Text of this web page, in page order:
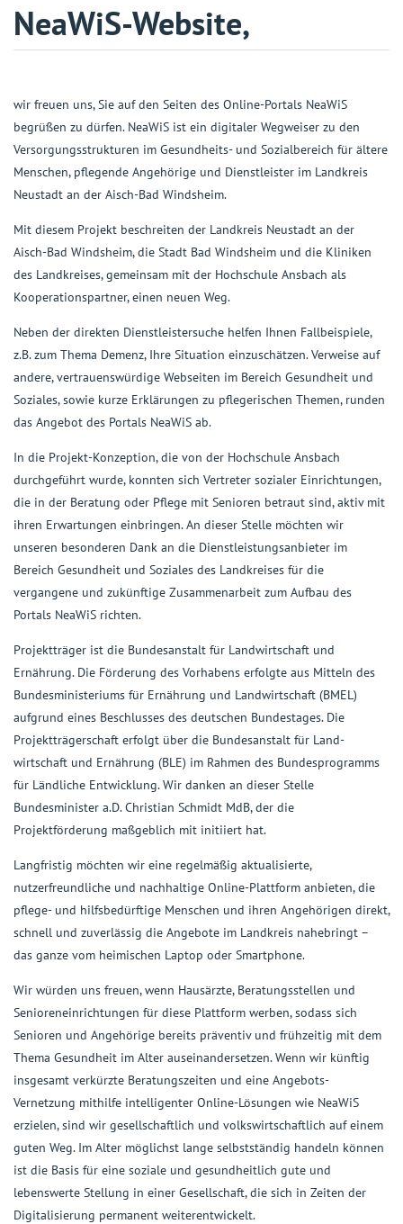
NeaWiS-Website,
wir freuen uns, Sie auf den Seiten des Online-Portals NeaWiS
begrüßen zu dürfen. NeaWiS ist ein digitaler Wegweiser zu den
Versorgungsstrukturen im Gesundheits- und Sozialbereich für ältere
Menschen, pflegende Angehörige und Dienstleister im Landkreis
Neustadt an der Aisch-Bad Windsheim.
Mit diesem Projekt beschreiten der Landkreis Neustadt an der
Aisch-Bad Windsheim, die Stadt Bad Windsheim und die Kliniken
des Landkreises, gemeinsam mit der Hochschule Ansbach als
Kooperationspartner, einen neuen Weg.
Neben der direkten Dienstleistersuche helfen Ihnen Fallbeispiele,
z.B. zum Thema Demenz, Ihre Situation einzuschätzen. Verweise auf
andere, vertrauenswürdige Webseiten im Bereich Gesundheit und
Soziales, sowie kurze Erklärungen zu pflegerischen Themen, runden
das Angebot des Portals NeaWiS ab.
In die Projekt-Konzeption, die von der Hochschule Ansbach
durchgeführt wurde, konnten sich Vertreter sozialer Einrichtungen,
die in der Beratung oder Pflege mit Senioren betraut sind, aktiv mit
ihren Erwartungen einbringen. An dieser Stelle möchten wir
unseren besonderen Dank an die Dienstleistungsanbieter im
Bereich Gesundheit und Soziales des Landkreises für die
vergangene und zukünftige Zusammenarbeit zum Aufbau des
Portals NeaWiS richten.
Projektträger ist die Bundesanstalt für Landwirtschaft und
Ernährung. Die Förderung des Vorhabens erfolgte aus Mitteln des
Bundesministeriums für Ernährung und Landwirtschaft (BMEL)
aufgrund eines Beschlusses des deutschen Bundestages. Die
Projekt­trägerschaft erfolgt über die Bundesanstalt für Land­
wirtschaft und Ernährung (BLE) im Rahmen des Bundesprogramms
für Ländliche Entwicklung. Wir danken an dieser Stelle
Bundesminister a.D. Christian Schmidt MdB, der die
Projektförderung maßgeblich mit initiiert hat.
Langfristig möchten wir eine regelmäßig aktualisierte,
nutzerfreundliche und nachhaltige Online-Plattform anbieten, die
pflege- und hilfsbedürftige Menschen und ihren Angehörigen direkt,
schnell und zuverlässig die Angebote im Landkreis nahebringt –
das ganze vom heimischen Laptop oder Smartphone.
Wir würden uns freuen, wenn Hausärzte, Beratungsstellen und
Senioreneinrichtungen für diese Plattform werben, sodass sich
Senioren und Angehörige bereits präventiv und frühzeitig mit dem
Thema Gesundheit im Alter auseinandersetzen. Wenn wir künftig
insgesamt verkürzte Beratungszeiten und eine Angebots-
Vernetzung mithilfe intelligenter Online-Lösungen wie NeaWiS
erzielen, sind wir gesellschaftlich und volkswirtschaftlich auf einem
guten Weg. Im Alter möglichst lange selbstständig handeln können
ist die Basis für eine soziale und gesundheitlich gute und
lebenswerte Stellung in einer Gesellschaft, die sich in Zeiten der
Digitalisierung permanent weiterentwickelt.